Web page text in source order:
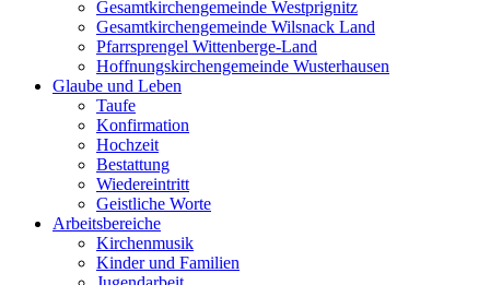
Gesamtkirchengemeinde Westprignitz
Gesamtkirchengemeinde Wilsnack Land
Pfarrsprengel Wittenberge-Land
Hoffnungskirchengemeinde Wusterhausen
Glaube und Leben
Taufe
Konfirmation
Hochzeit
Bestattung
Wiedereintritt
Geistliche Worte
Arbeitsbereiche
Kirchenmusik
Kinder und Familien